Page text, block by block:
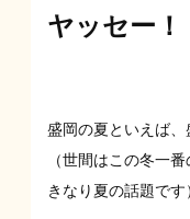
ヤッセー！
盛岡の夏といえば、
（世間はこの冬一
きなり夏の話題です